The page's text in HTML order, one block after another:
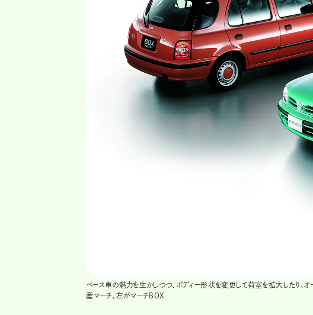
ベース車の魅力を生かしつつ、ボディー形状を変更して荷室を拡大したり、
産マーチ、左がマーチBOX